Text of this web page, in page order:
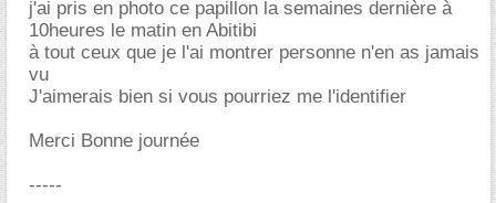
j'ai pris en photo ce papillon la semaines dernière à
10heures le matin en Abitibi
à tout ceux que je l'ai montrer personne n'en as jamais
vu
J'aimerais bien si vous pourriez me l'identifier
Merci Bonne journée
-----